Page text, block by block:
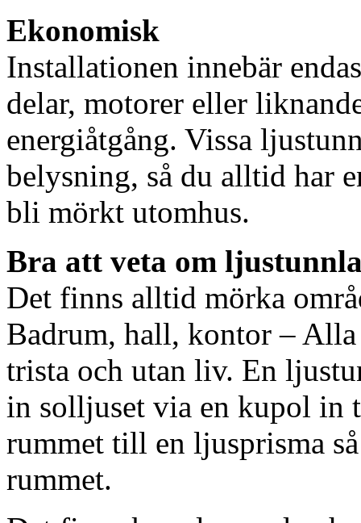
Ekonomisk
Installationen innebär
delar, motorer eller
energiåtgång. Vissa
belysning, så du alltid har
bli mörkt utomhus.
Bra att veta om
Det finns alltid mörka
Badrum, hall, kontor – Alla
trista och utan liv. En
in solljuset via en kupol in
rummet till en ljusprisma
rummet.